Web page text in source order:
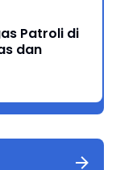
Patroli di
dan